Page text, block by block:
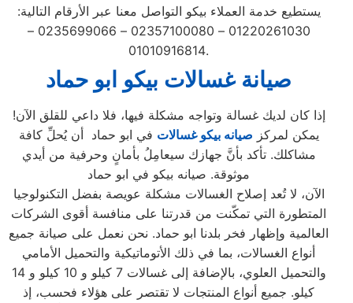
يستطيع خدمة العملاء بيكو التواصل معنا عبر الأرقام التالية:
01220261030 – 02357100080 – 0235699066 –
01010916814.
صيانة غسالات بيكو ابو حماد
إذا كان لديك غسالة وتواجه مشكلة فيها، فلا داعي للقلق الآن!
يمكن لمركز صيانه بيكو غسالات في ابو حماد أن يُحلِّ كافة
مشاكلك. تأكد بأنَّ جهازك سيعامِلُ بأمانٍ وحرفية من أيدي
موثوقة. صيانه بيكو في ابو حماد
الآن، لا تُعد إصلاح الغسالات مشكلة عويصة بفضل التكنولوجيا
المتطورة التي تمكّنت من قدرتنا على منافسة أقوى الشركات
العالمية وإظهار فخر بلدنا ابو حماد. نحن نعمل على صيانة جميع
أنواع الغسالات، بما في ذلك الأتوماتيكية والتحميل الأمامي
والتحميل العلوي، بالإضافة إلى غسالات 7 كيلو و 10 كيلو و 14
كيلو. جميع أنواع المنتجات لا تقتصر على هؤلاء فحسب، إذ